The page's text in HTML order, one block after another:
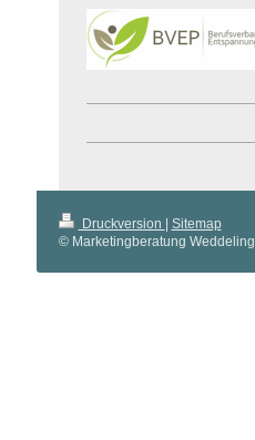
Druckversion | Sitemap
© Marketingberatung Weddeling